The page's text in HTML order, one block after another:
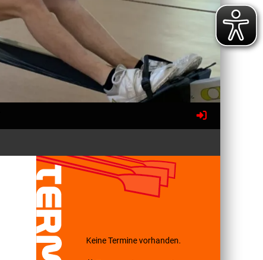
Keine Termine vorhanden.